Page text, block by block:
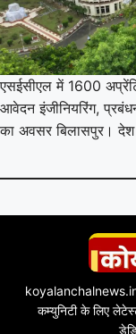
एसईसीएल में 1600
आवेदन इंजीनियरिंग,
का अवसर बिलासपुर।
koyalanchalnews.in,
कम्युनिटी के लिए